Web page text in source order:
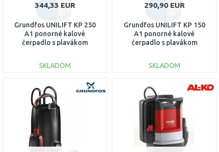
344,33 EUR
Grundfos UNILIFT KP 250
A1 ponorné kalové
čerpadlo s plavákom
SKLADOM
DO KOŠÍKA
Porovnať
290,90 EUR
Grundfos UNILIFT KP 150
A1 ponorné kalové
čerpadlo s plavákom
SKLADOM
DO KOŠÍKA
Porovnať